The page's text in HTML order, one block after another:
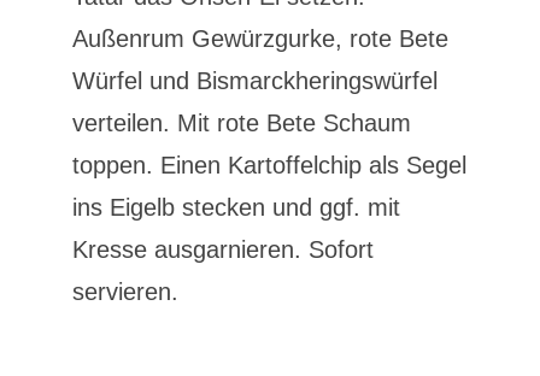
Außenrum Gewürzgurke, rote Bete
Würfel und Bismarckheringswürfel
verteilen. Mit rote Bete Schaum
toppen. Einen Kartoffelchip als Segel
ins Eigelb stecken und ggf. mit
Kresse ausgarnieren. Sofort
servieren.